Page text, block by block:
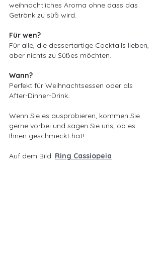
weihnachtliches Aroma ohne dass das
Getränk zu süß wird.
Für wen?
Für alle, die dessertartige Cocktails lieben,
aber nichts zu Süßes möchten.
Wann?
Perfekt für Weihnachtsessen oder als
After-Dinner-Drink.
Wenn Sie es ausprobieren, kommen Sie
gerne vorbei und sagen Sie uns, ob es
Ihnen geschmeckt hat!
Auf dem Bild: Ring Cassiopeia